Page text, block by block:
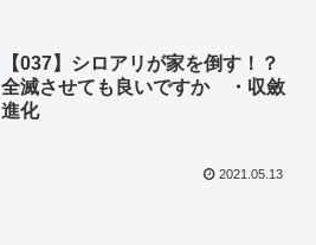
【037】シロアリが家を倒す！？
全滅させても良いですか ・収斂
進化
2021.05.13